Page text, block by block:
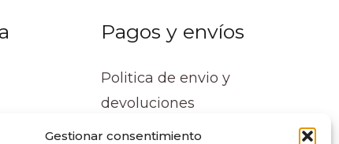
Gestionar consentimiento
Pagos y envíos
Politica de envio y
devoluciones